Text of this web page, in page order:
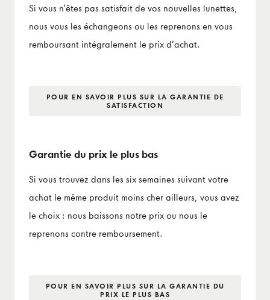
Si vous n’êtes pas satisfait de vos nouvelles lunettes,
nous vous les échangeons ou les reprenons en vous
remboursant intégralement le prix d’achat.
POUR EN SAVOIR PLUS SUR LA GARANTIE DE
SATISFACTION
Garantie du prix le plus bas
Si vous trouvez dans les six semaines suivant votre
achat le même produit moins cher ailleurs, vous avez
le choix : nous baissons notre prix ou nous le
reprenons contre remboursement.
POUR EN SAVOIR PLUS SUR LA GARANTIE DU
PRIX LE PLUS BAS